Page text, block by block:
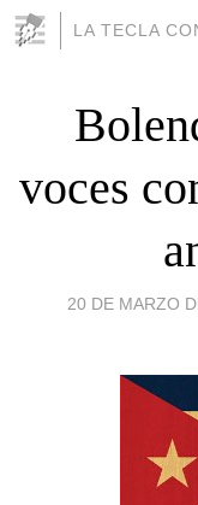
LA TECLA
voces
20 DE MARZO